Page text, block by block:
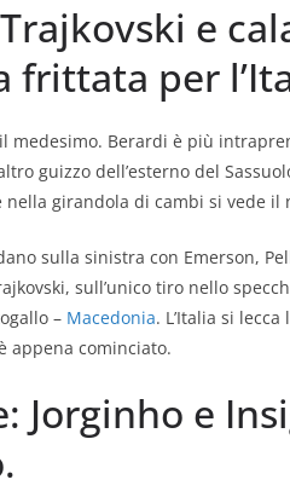
e
frittata per
medesimo. Berardi è più
guizzo dell’esterno del
nella girandola di cambi si vede
sulla sinistra con Emerson,
sull’unico tiro nello
– Macedonia. L’Italia si
appena cominciato.
Jorginho e